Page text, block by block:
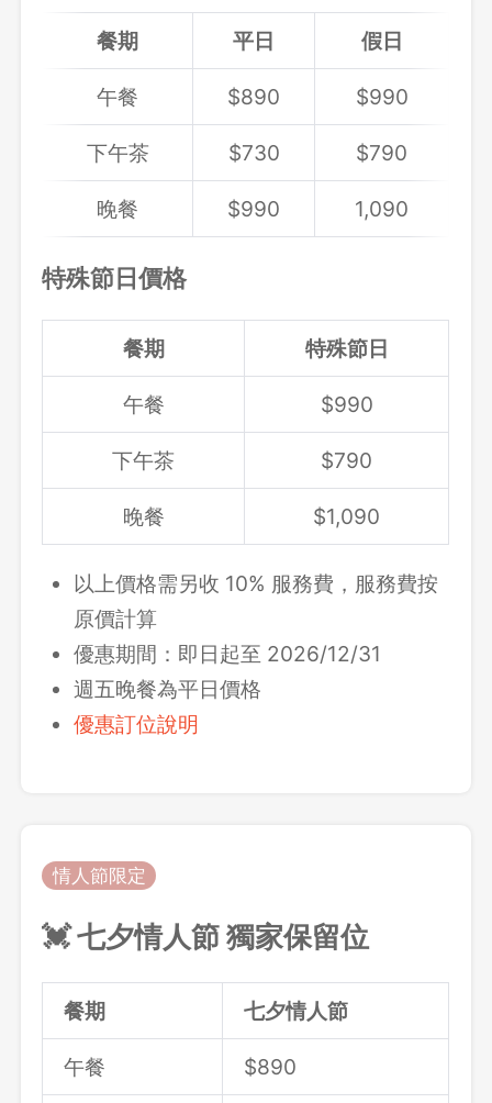
餐期 平日 假日
午餐 $890 $990
下午茶 $730 $790
晚餐 $990 1,090
特殊節日價格
餐期 特殊節日
午餐 $990
下午茶 $790
晚餐 $1,090
以上價格需另收 10% 服務費，服務費按
原價計算
優惠期間：即日起至 2026/12/31
週五晚餐為平日價格
優惠訂位說明
情人節限定
💓 七夕情人節 獨家保留位
餐期 七夕情人節
午餐 $890